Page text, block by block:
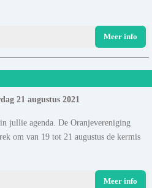
Meer info
21 augustus 2021
jullie agenda. De Oranjevereniging
om van 19 tot 21 augustus de kermis
Meer info